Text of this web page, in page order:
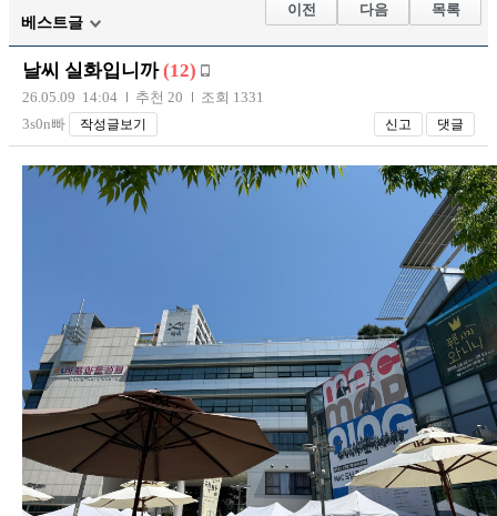
베스트글
이전 다음 목록
날씨 실화입니까 (12)
26.05.09 14:04 추천 20
조회 1331
3s0n빠
작성글보기 신고 댓글